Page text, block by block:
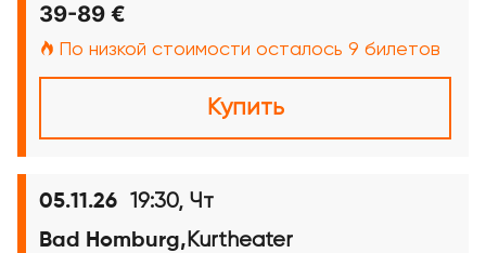
39-89 €
По низкой стоимости осталось 9 билетов
Купить
05.11.26 19:30, Чт
Bad Homburg, Kurtheater